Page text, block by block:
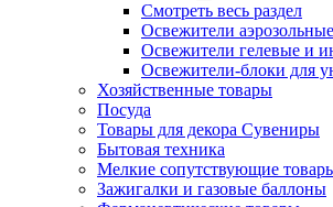
Смотреть весь раздел
Освежители аэрозольные
Освежители гелевые и
Освежители-блоки для
Хозяйственные товары
Посуда
Товары для декора Сувениры
Бытовая техника
Мелкие сопутствующие
Зажигалки и газовые баллоны